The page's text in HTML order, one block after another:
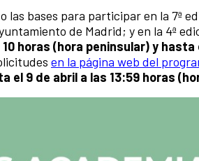
las bases para participar en la 7ª
de Madrid; y en la 4ª
horas (hora peninsular) y
en la página web del
el 9 de abril a las 13:59 horas